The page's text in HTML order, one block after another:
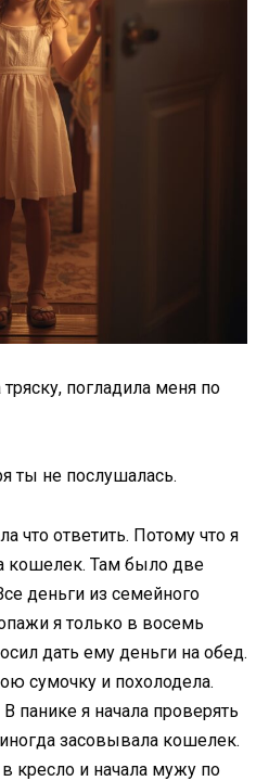
погладила меня по
ты не послушалась.
что ответить. Потому что я
кошелек. Там было две
деньги из семейного
я только в восемь
дать ему деньги на обед.
сумочку и похолодела.
панике я начала проверять
засовывала кошелек.
кресло и начала мужу по